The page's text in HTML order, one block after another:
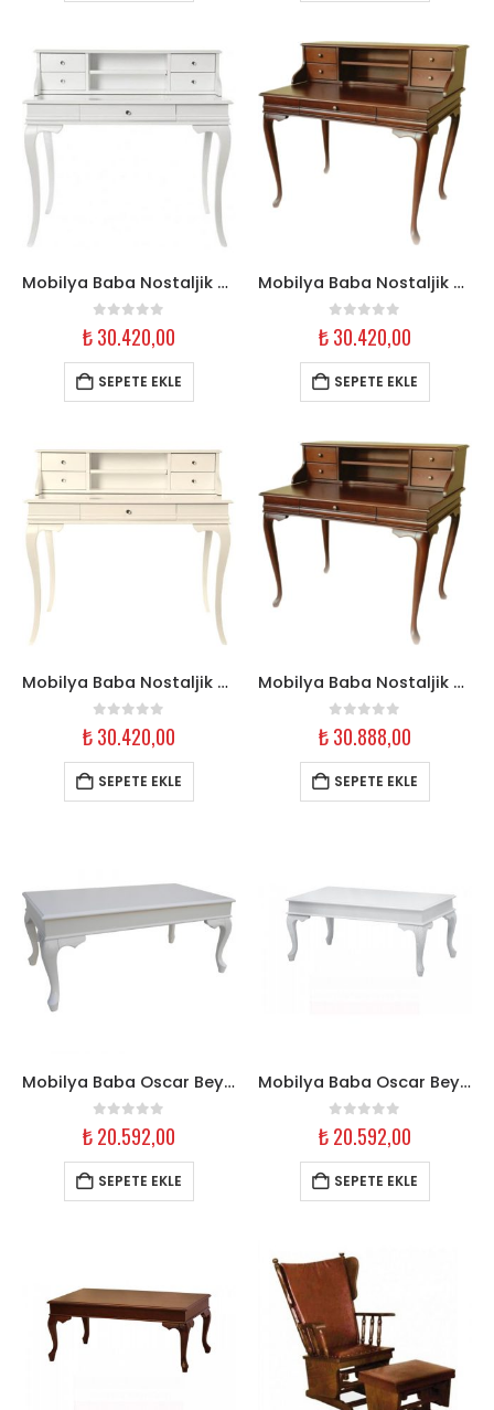
Mobilya Baba Nostaljik Ahşap Çalışma Masası – 110 cm Beyaz
0out of 5
₺30.420,00
SEPETE EKLE
Mobilya Baba Nostaljik Ahşap Çalışma Masası – 110 cm Ceviz
0out of 5
₺30.420,00
SEPETE EKLE
Mobilya Baba Nostaljik Ahşap Çalışma Masası – 110 cm Krem
0out of 5
₺30.420,00
SEPETE EKLE
Mobilya Baba Nostaljik Ahşap Çalışma Masası – 125 cm Ceviz
0out of 5
₺30.888,00
SEPETE EKLE
Mobilya Baba Oscar Beyaz Orta Sehpa
0out of 5
₺20.592,00
SEPETE EKLE
Mobilya Baba Oscar Beyaz Oymalı Orta Sehpa
0out of 5
₺20.592,00
SEPETE EKLE